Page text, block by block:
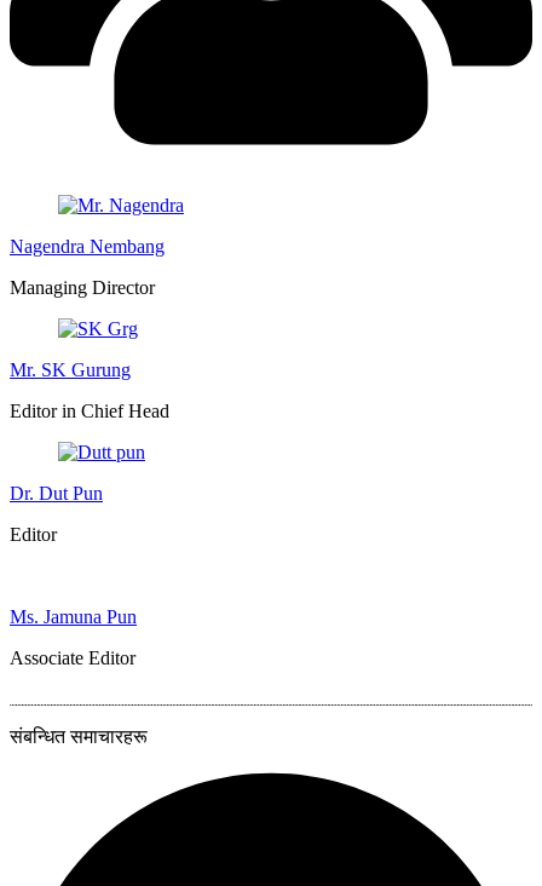
Nagendra Nembang
Managing Director
Mr. SK Gurung
Editor in Chief Head
Dr. Dut Pun
Editor
Ms. Jamuna Pun
Associate Editor
संबन्धित समाचारहरू